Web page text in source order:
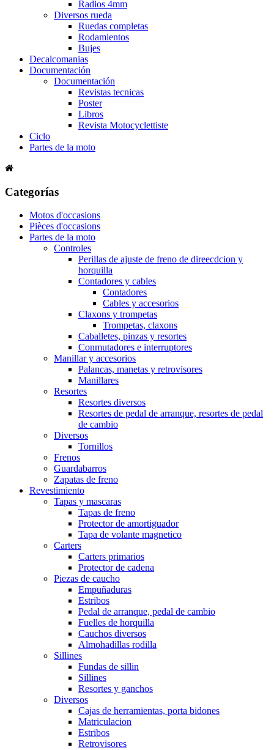
Radios 4mm
Diversos rueda
Ruedas completas
Rodamientos
Bujes
Decalcomanias
Documentación
Documentación
Revistas tecnicas
Poster
Libros
Revista Motocyclettiste
Ciclo
Partes de la moto
Categorías
Motos d'occasions
Pièces d'occasions
Partes de la moto
Controles
Perillas de ajuste de freno de direecdcion y
horquilla
Contadores y cables
Contadores
Cables y accesorios
Claxons y trompetas
Trompetas, claxons
Caballetes, pinzas y resortes
Conmutadores e interruptores
Manillar y accesorios
Palancas, manetas y retrovisores
Manillares
Resortes
Resortes diversos
Resortes de pedal de arranque, resortes de pedal
de cambio
Diversos
Tornillos
Frenos
Guardabarros
Zapatas de freno
Revestimiento
Tapas y mascaras
Tapas de freno
Protector de amortiguador
Tapa de volante magnetico
Carters
Carters primarios
Protector de cadena
Piezas de caucho
Empuñaduras
Estribos
Pedal de arranque, pedal de cambio
Fuelles de horquilla
Cauchos diversos
Almohadillas rodilla
Sillines
Fundas de sillin
Sillines
Resortes y ganchos
Diversos
Cajas de herramientas, porta bidones
Matriculacion
Estribos
Retrovisores